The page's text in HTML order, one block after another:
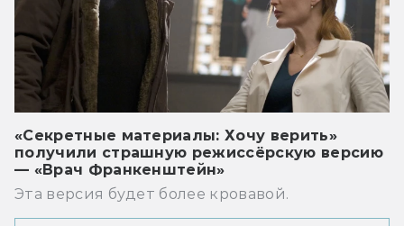
«Секретные материалы: Хочу верить»
получили страшную режиссёрскую версию
— «Врач Франкенштейн»
Эта версия будет более кровавой.